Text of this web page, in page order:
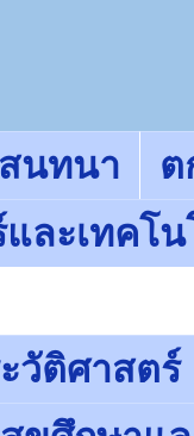
นทนา
ต
ละเทคโน
วัติศาสตร์